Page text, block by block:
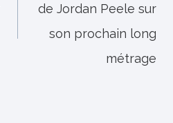
de Jordan Peele sur
son prochain long
métrage